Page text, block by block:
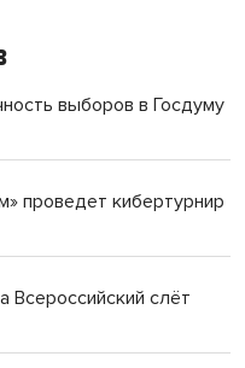
селе лошади
избиение врачей
выборов в Госдуму
проведет кибертурнир
Всероссийский слёт